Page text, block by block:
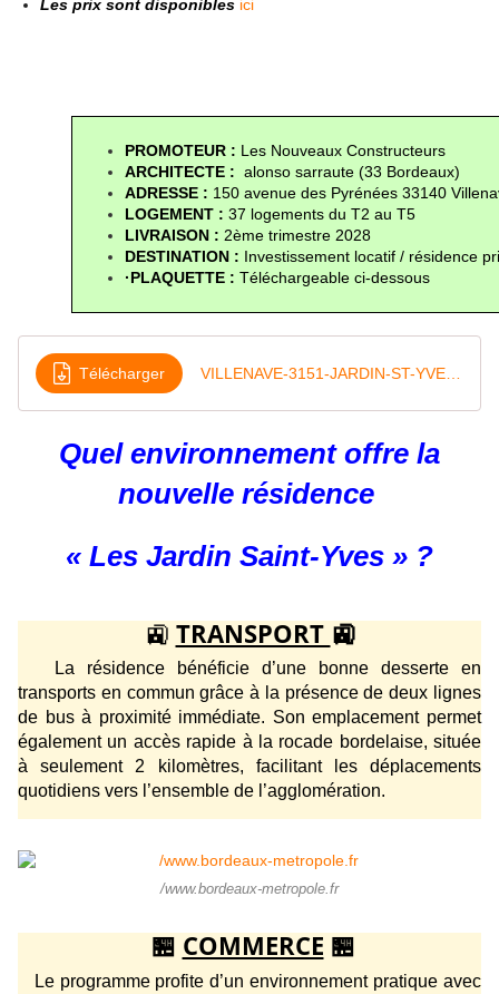
Les prix sont disponibles ici
PROMOTEUR : Les Nouveaux Constructeurs
ARCHITECTE : alonso sarraute (33 Bordeaux)
ADRESSE : 150 avenue des Pyrénées 33140
LOGEMENT : 37 logements du T2 au T5
LIVRAISON : 2ème trimestre 2028
DESTINATION : Investissement locatif / résidence
·PLAQUETTE : Téléchargeable ci-dessous
Télécharger
Quel environnement offre la
nouvelle résidence
« Les Jardin Saint-Yves » ?
🚉 TRANSPORT 🚉
La résidence bénéficie d’une bonne desserte en
transports en commun grâce à la présence de deux lignes
de bus à proximité immédiate. Son emplacement permet
également un accès rapide à la rocade bordelaise, située
à seulement 2 kilomètres, facilitant les déplacements
quotidiens vers l’ensemble de l’agglomération.
/www.bordeaux-metropole.fr
🏪 COMMERCE 🏪
Le programme profite d’un environnement pratique avec